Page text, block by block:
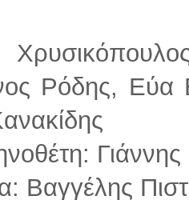
Ρόδης,
Βαγγέλης